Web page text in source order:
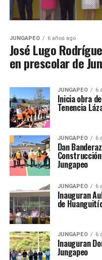
JUNGAPEO 6 años ago
José Lugo
en prescolar de
JUNGAPEO 6
Inicia obra
Tenencia
JUNGAPEO 6
Dan
Jungapeo
JUNGAPEO 6
Inauguran
de
JUNGAPEO 6
Inauguran
Jungapeo